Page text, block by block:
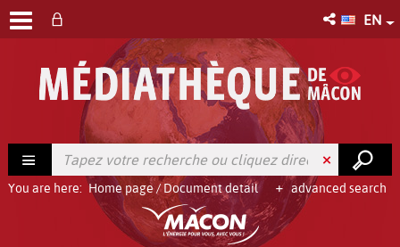
EN
advanced search
You are here: Home page/Document detail